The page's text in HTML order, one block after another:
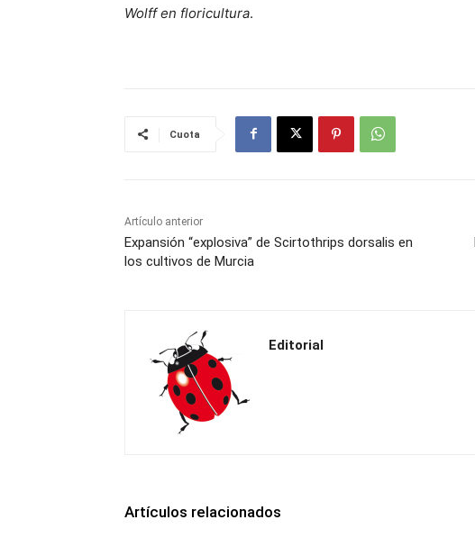
Wolff en floricultura.
Cuota
Artículo anterior
Expansión “explosiva” de Scirtothrips dorsalis en
los cultivos de Murcia
Editorial
Artículos relacionados